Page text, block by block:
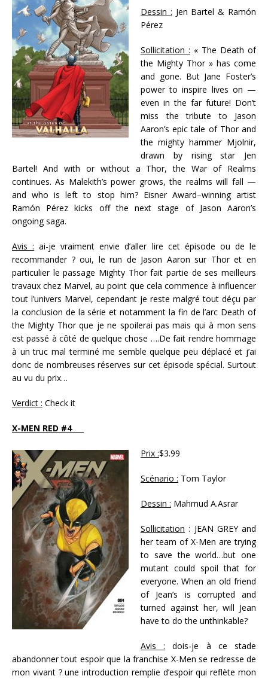
Dessin : Jen Bartel & Ramón
Pérez
Sollicitation : « The Death of
the Mighty Thor » has come
and gone. But Jane Foster’s
power to inspire lives on —
even in the far future! Don’t
miss the tribute to Jason
Aaron’s epic tale of Thor and
the mighty hammer Mjolnir,
drawn by rising star Jen
Bartel! And with or without a Thor, the War of Realms
continues. As Malekith’s power grows, the realms will fall —
and who is left to stop him? Eisner Award–winning artist
Ramón Pérez kicks off the next stage of Jason Aaron’s
ongoing saga.
Avis : ai-je vraiment envie d’aller lire cet épisode ou de le
recommander ? oui, le run de Jason Aaron sur Thor et en
particulier le passage Mighty Thor fait partie de ses meilleurs
travaux chez Marvel, au point que cela commence à influencer
tout l’univers Marvel, cependant je reste malgré tout déçu par
la conclusion de la série et notamment la fin de l’arc Death of
the Mighty Thor que je ne spoilerai pas mais qui à mon sens
est passé à côté de quelque chose ….De fait rendre hommage
à un truc mal terminé me semble quelque peu déplacé et j’ai
donc de nombreuses réserves sur cet épisode spécial. Surtout
au vu du prix…
Verdict : Check it
X-MEN RED #4
Prix :$3.99
Scénario : Tom Taylor
Dessin : Mahmud A.Asrar
Sollicitation : JEAN GREY and
her team of X-Men are trying
to save the world…but one
mutant could spoil that for
everyone. When an old friend
of Jean’s is corrupted and
turned against her, will Jean
have to do the unthinkable?
Avis : dois-je à ce stade
abandonner tout espoir que la franchise X-Men se redresse de
mon vivant ? une introduction remplie d’espoir qui reflète mon